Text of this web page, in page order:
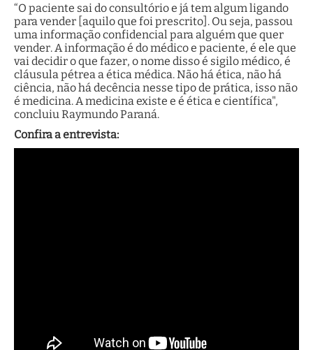
“O paciente sai do consultório e já tem algum ligando
para vender [aquilo que foi prescrito]. Ou seja, passou
uma informação confidencial para alguém que quer
vender. A informação é do médico e paciente, é ele que
vai decidir o que fazer, o nome disso é sigilo médico, é
cláusula pétrea a ética médica. Não há ética, não há
ciência, não há decência nesse tipo de prática, isso não
é medicina. A medicina existe e é ética e científica",
concluiu Raymundo Paraná.
Confira a entrevista: